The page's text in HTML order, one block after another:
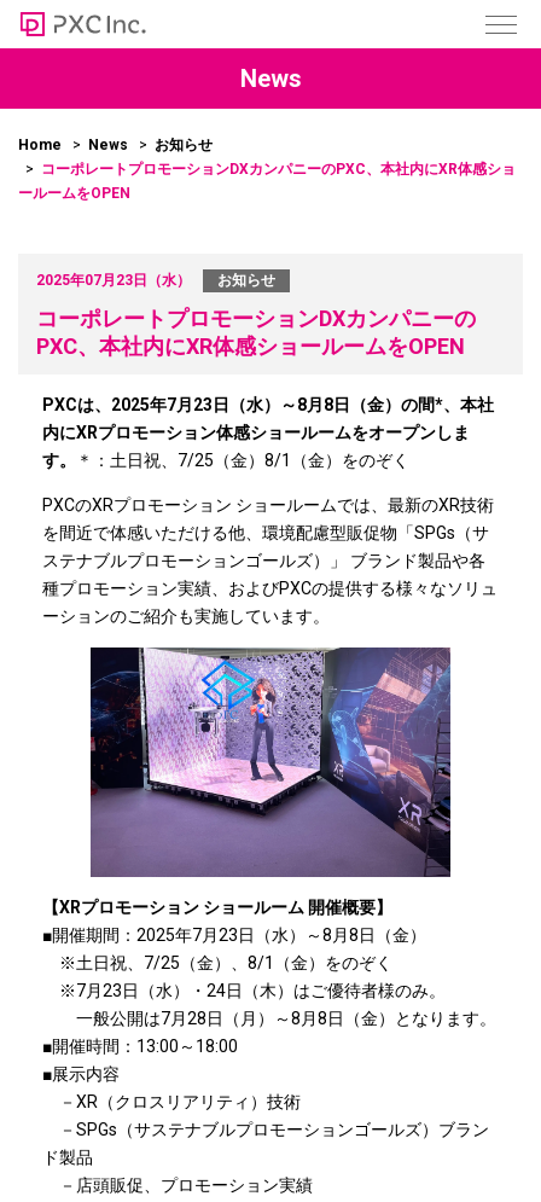
News
Home News
お知らせ
コーポレートプロモーションDXカンパニーのPXC、本社内にXR体感ショ
ールームをOPEN
2025年07月23日（水） お知らせ
コーポレートプロモーションDXカンパニーの
PXC、本社内にXR体感ショールームをOPEN
PXCは、2025年7月23日（水）～8月8日（金）の間*、本社
内にXRプロモーション体感ショールームをオープンしま
す。
＊：土日祝、7/25（金）8/1（金）をのぞく
PXCのXRプロモーション ショールームでは、最新のXR技術
を間近で体感いただける他、環境配慮型販促物「SPGs（サ
ステナブルプロモーションゴールズ）」 ブランド製品や各
種プロモーション実績、およびPXCの提供する様々なソリュ
ーションのご紹介も実施しています。
【XRプロモーション ショールーム 開催概要】
■開催期間：2025年7月23日（水）～8月8日（金）
※土日祝、7/25（金）、8/1（金）をのぞく
※7月23日（水）・24日（木）はご優待者様のみ。
一般公開は7月28日（月）～8月8日（金）となります。
■開催時間：13:00～18:00
■展示内容
－XR（クロスリアリティ）技術
－SPGs（サステナブルプロモーションゴールズ）ブラン
ド製品
－店頭販促、プロモーション実績